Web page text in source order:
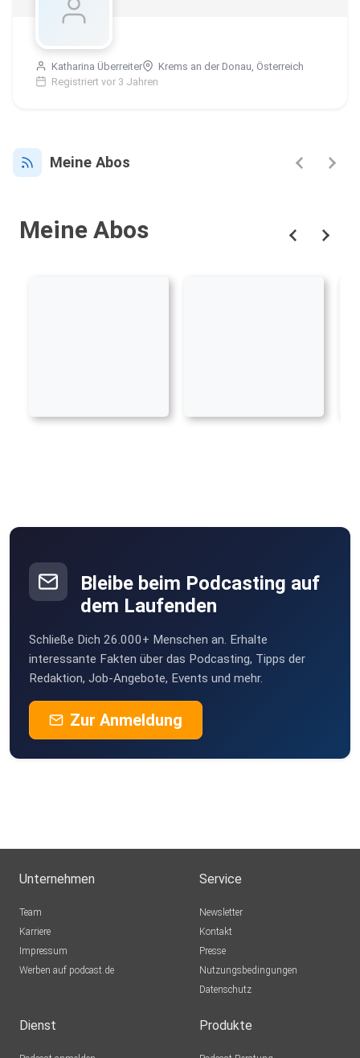
Katharina Überreiter
Krems an der Donau, Österreich
Registriert vor 3 Jahren
Meine Abos
Meine Abos
Bleibe beim Podcasting auf
dem Laufenden
Schließe Dich 26.000+ Menschen an. Erhalte
interessante Fakten über das Podcasting, Tipps der
Redaktion, Job-Angebote, Events und mehr.
Zur Anmeldung
Unternehmen
Team
Karriere
Impressum
Werben auf podcast.de
Service
Newsletter
Kontakt
Presse
Nutzungsbedingungen
Datenschutz
Dienst Produkte